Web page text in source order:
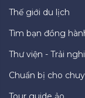
Thế giới du lịch
Tìm bạn đồng
Thư viện - Trải
Chuẩn bị cho